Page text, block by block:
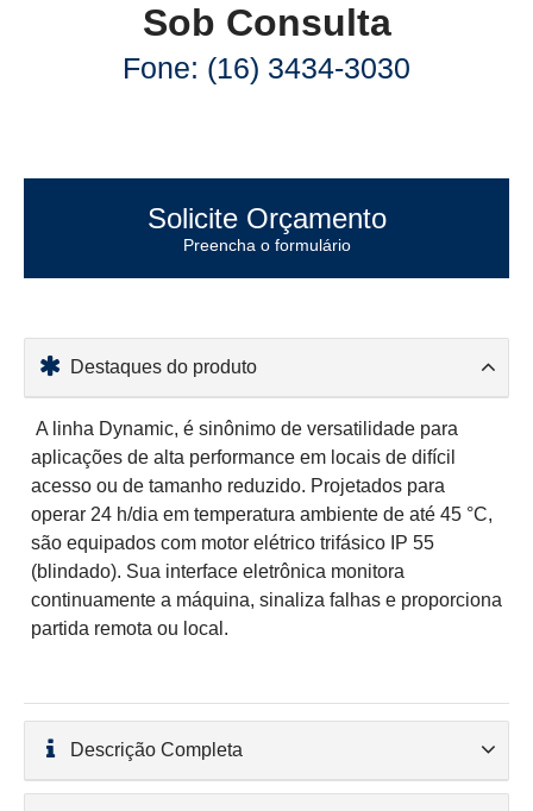
Sob Consulta
Fone: (16) 3434-3030
Solicite Orçamento
Preencha o formulário
Destaques do produto
A linha Dynamic, é sinônimo de versatilidade para
aplicações de alta performance em locais de difícil
acesso ou de tamanho reduzido. Projetados para
operar 24 h/dia em temperatura ambiente de até 45 °C,
são equipados com motor elétrico trifásico IP 55
(blindado). Sua interface eletrônica monitora
continuamente a máquina, sinaliza falhas e proporciona
partida remota ou local.
Descrição Completa